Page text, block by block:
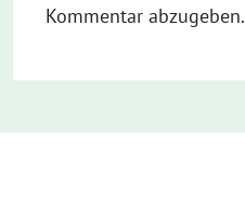
Kommentar abzugeben.